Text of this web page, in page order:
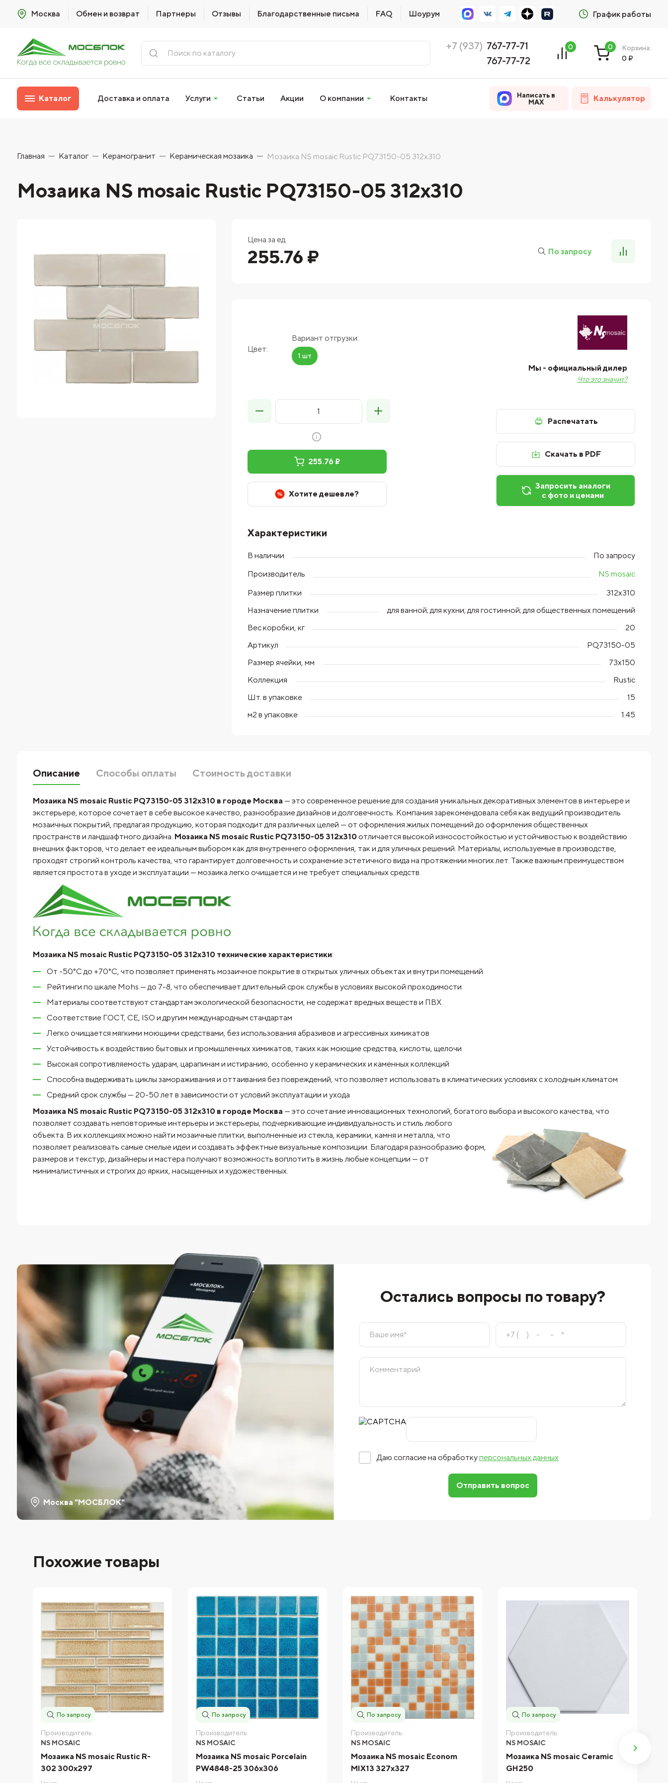
Москва Обмен и возврат Партнеры Отзывы Благодарственные письма FAQ Шоурум График работы
+7 (937) 767-77-71
767-77-72
0 0
Корзина:
0 ₽
Каталог Доставка и оплата Услуги Статьи Акции О компании Контакты
Написать в
MAX
Калькулятор
Главная Каталог Керамогранит Керамическая мозаика Мозаика NS mosaic Rustic PQ73150-05 312x310
Мозаика NS mosaic Rustic PQ73150-05 312x310
Цена за ед.
255.76 ₽ По запросу
Цвет:
Вариант отгрузки:
1 шт
Мы - официальный дилер
Что это значит?
255.76 ₽
Хотите дешевле?
Распечатать
Скачать в PDF
Запросить аналоги
с фото и ценами
Характеристики
В наличии
По запросу
Производитель
NS mosaic
Размер плитки
312x310
Назначение плитки
для ванной; для кухни; для гостинной; для общественных помещений
Вес коробки, кг
20
Артикул
PQ73150-05
Размер ячейки, мм
73x150
Коллекция
Rustic
Шт. в упаковке
15
м2 в упаковке
1.45
Описание Способы оплаты Стоимость доставки
Мозаика NS mosaic Rustic PQ73150-05 312x310 в городе Москва — это современное решение для создания уникальных декоративных элементов в интерьере и
экстерьере, которое сочетает в себе высокое качество, разнообразие дизайнов и долговечность. Компания зарекомендовала себя как ведущий производитель
мозаичных покрытий, предлагая продукцию, которая подходит для различных целей — от оформления жилых помещений до оформления общественных
пространств и ландшафтного дизайна. Мозаика NS mosaic Rustic PQ73150-05 312x310отличается высокой износостойкостью и устойчивостью к воздействию
внешних факторов, что делает ее идеальным выбором как для внутреннего оформления, так и для уличных решений. Материалы, используемые в производстве,
проходят строгий контроль качества, что гарантирует долговечность и сохранение эстетичного вида на протяжении многих лет. Также важным преимуществом
является простота в уходе и эксплуатации — мозаика легко очищается и не требует специальных средств.
Мозаика NS mosaic Rustic PQ73150-05 312x310 технические характеристики:
От -50°C до +70°C, что позволяет применять мозаичное покрытие в открытых уличных объектах и внутри помещений
Рейтинги по шкале Mohs — до 7-8, что обеспечивает длительный срок службы в условиях высокой проходимости
Материалы соответствуют стандартам экологической безопасности, не содержат вредных веществ и ПВХ
Соответствие ГОСТ, CE, ISO и другим международным стандартам
Легко очищается мягкими моющими средствами, без использования абразивов и агрессивных химикатов
Устойчивость к воздействию бытовых и промышленных химикатов, таких как моющие средства, кислоты, щелочи
Высокая сопротивляемость ударам, царапинам и истиранию, особенно у керамических и каменных коллекций
Способна выдерживать циклы замораживания и оттаивания без повреждений, что позволяет использовать в климатических условиях с холодным климатом
Средний срок службы — 20-50 лет в зависимости от условий эксплуатации и ухода
Мозаика NS mosaic Rustic PQ73150-05 312x310 в городе Москва — это сочетание инновационных технологий, богатого выбора и высокого качества, что
позволяет создавать неповторимые интерьеры и экстерьеры, подчеркивающие индивидуальность и стиль любого
объекта. В их коллекциях можно найти мозаичные плитки, выполненные из стекла, керамики, камня и металла, что
позволяет реализовать самые смелые идеи и создавать эффектные визуальные композиции. Благодаря разнообразию форм,
размеров и текстур, дизайнеры и мастера получают возможность воплотить в жизнь любые концепции — от
минималистичных и строгих до ярких, насыщенных и художественных.
Москва "МОСБЛОК"
Остались вопросы по товару?
Даю согласие на обработкуперсональных данных
Отправить вопрос
Похожие товары
По запросу
Производитель:
NS MOSAIC
Мозаика NS mosaic Rustic R-
302 300x297
По запросу
Производитель:
NS MOSAIC
Мозаика NS mosaic Porcelain
PW4848-25 306x306
По запросу
Производитель:
NS MOSAIC
Мозаика NS mosaic Econom
MIX13 327x327
По запросу
Производитель:
NS MOSAIC
Мозаика NS mosaic Ceramic
GH250